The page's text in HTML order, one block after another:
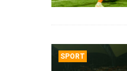
SPORT